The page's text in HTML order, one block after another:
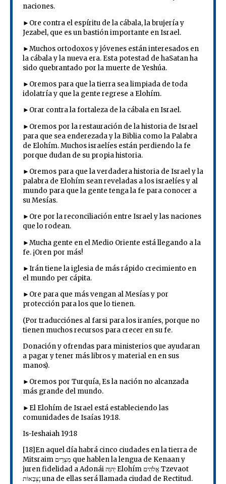
naciones.
►Ore contra el espíritu de la cábala, la brujería y
Jezabel, que es un bastión importante en Israel.
►Muchos ortodoxos y jóvenes están interesados ​​en
la cábala y la nueva era. Esta potestad de haSatan ha
sido quebrantado por la muerte de Yeshúa.
►Oremos para que la tierra sea limpiada de toda
idolatría y que la gente regrese a Elohím.
►Orar contra la fortaleza de la cábala en Israel.
►Oremos por la restauración de la historia de Israel
para que sea enderezada y la Biblia como la Palabra
de Elohím. Muchos israelíes están perdiendo la fe
porque dudan de su propia historia.
►Oremos para que la verdadera historia de Israel y la
palabra de Elohím sean reveladas a los israelíes y al
mundo para que la gente tenga la fe para conocer a
su Mesías.
►Ore por la reconciliación entre Israel y las naciones
que lo rodean.
►Mucha gente en el Medio Oriente está llegando a la
fe. ¡Oren por más!
►Irán tiene la iglesia de más rápido crecimiento en
el mundo per cápita.
►Ore para que más vengan al Mesías y por
protección para los que lo tienen.
(Por traducciónes al farsi para los iraníes, porque no
tienen muchos recursos para crecer en su fe.
Donación y ofrendas para ministerios que ayudaran
a pagar y tener más libros y material en en sus
manos).
►Oremos por Turquía, Es la nación no alcanzada
más grande del mundo.
►El Elohím de Israel está estableciendo las
comunidades de Isaías 19:18.
Is-Ieshaiah 19:18
[18]En aquel día habrá cinco ciudades en la tierra de
Mitsraim מִצְרַיִם que hablen la lengua de Kenaan y
juren fidelidad a Adonái יְהוָה Elohím אֱלֹהִים Tzevaot
צְבָאוֹת; una de ellas será llamada ciudad de Rectitud.